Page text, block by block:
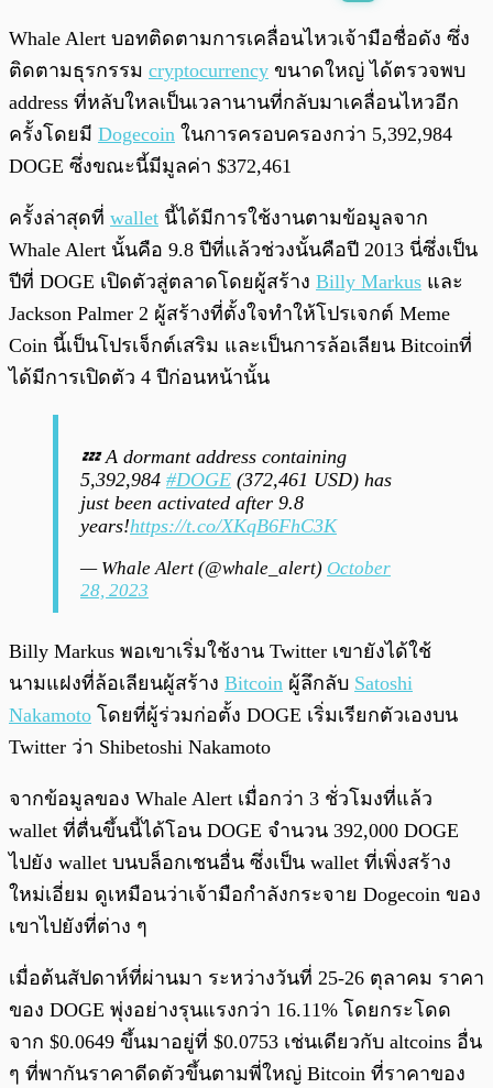
0:00/ 0:00
Whale Alert บอทติดตามการเคลื่อนไหวเจ้ามือชื่อดัง ซึ่ง
ติดตามธุรกรรม cryptocurrency ขนาดใหญ่ ได้ตรวจพบ
address ที่หลับใหลเป็นเวลานานที่กลับมาเคลื่อนไหวอีก
ครั้งโดยมี Dogecoin ในการครอบครองกว่า 5,392,984
DOGE ซึ่งขณะนี้มีมูลค่า $372,461
ครั้งล่าสุดที่ wallet นี้ได้มีการใช้งานตามข้อมูลจาก
Whale Alert นั้นคือ 9.8 ปีที่แล้วช่วงนั้นคือปี 2013 นี่ซึ่งเป็น
ปีที่ DOGE เปิดตัวสู่ตลาดโดยผู้สร้าง Billy Markus และ
Jackson Palmer 2 ผู้สร้างที่ตั้งใจทำให้โปรเจกต์ Meme
Coin นี้เป็นโปรเจ็กต์เสริม และเป็นการล้อเลียน Bitcoinที่
ได้มีการเปิดตัว 4 ปีก่อนหน้านั้น
💤 A dormant address containing
5,392,984 #DOGE (372,461 USD) has
just been activated after 9.8
years!https://t.co/XKqB6FhC3K
— Whale Alert (@whale_alert) October
28, 2023
Billy Markus พอเขาเริ่มใช้งาน Twitter เขายังได้ใช้
นามแฝงที่ล้อเลียนผู้สร้าง Bitcoin ผู้ลึกลับ Satoshi
Nakamoto โดยที่ผู้ร่วมก่อตั้ง DOGE เริ่มเรียกตัวเองบน
Twitter ว่า Shibetoshi Nakamoto
จากข้อมูลของ Whale Alert เมื่อกว่า 3 ชั่วโมงที่แล้ว
wallet ที่ตื่นขึ้นนี้ได้โอน DOGE จำนวน 392,000 DOGE
ไปยัง wallet บนบล็อกเชนอื่น ซึ่งเป็น wallet ที่เพิ่งสร้าง
ใหม่เอี่ยม ดูเหมือนว่าเจ้ามือกำลังกระจาย Dogecoin ของ
เขาไปยังที่ต่าง ๆ
เมื่อต้นสัปดาห์ที่ผ่านมา ระหว่างวันที่ 25-26 ตุลาคม ราคา
ของ DOGE พุ่งอย่างรุนแรงกว่า 16.11% โดยกระโดด
จาก $0.0649 ขึ้นมาอยู่ที่ $0.0753 เช่นเดียวกับ altcoins อื่น
ๆ ที่พากันราคาดีดตัวขึ้นตามพี่ใหญ่ Bitcoin ที่ราคาของ